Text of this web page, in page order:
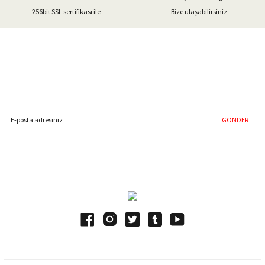
Gönder
256bit SSL sertifikası ile
Bize ulaşabilirsiniz
GÖNDER